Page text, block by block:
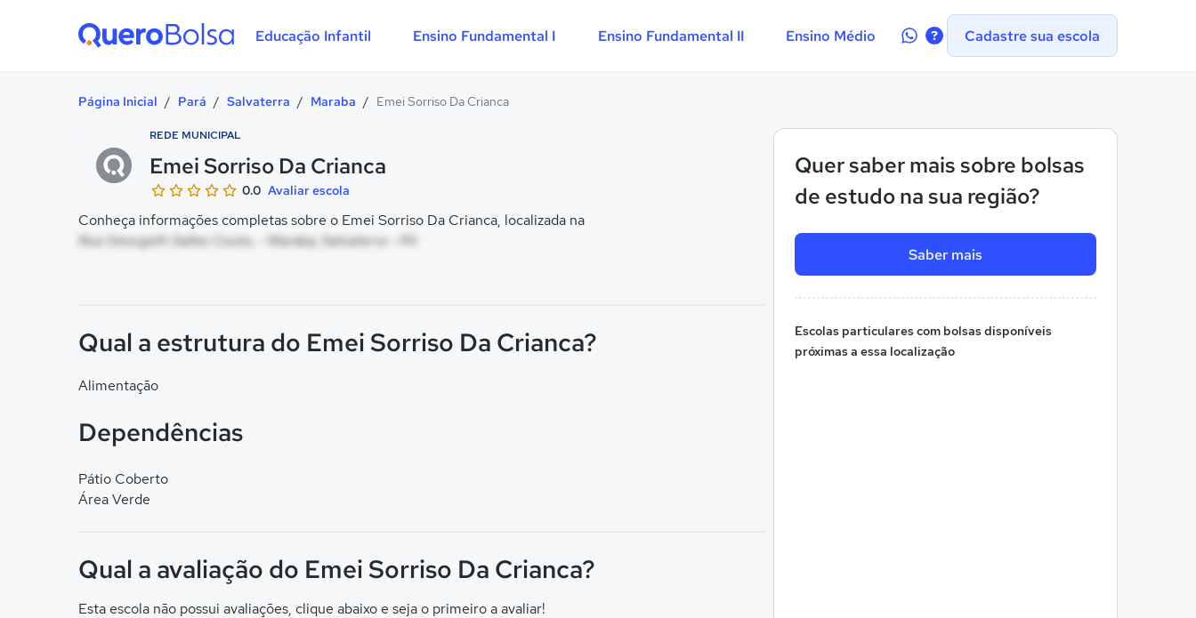
Educação Infantil Ensino Fundamental I Ensino Fundamental II Ensino Médio
Contate-Cadastre sua escola
Página Inicial / Pará / Salvaterra / Maraba / Emei Sorriso Da Crianca
REDE MUNICIPAL
Emei Sorriso Da Crianca
0.0 Avaliar escola
Conheça informações completas sobre o Emei Sorriso Da Crianca, localizada na
Rua Georgeth Salles Couto, - Maraba, Salvaterra - PA
Quer saber mais sobre bolsas
de estudo na sua região?
Saber mais
Escolas particulares com bolsas disponíveis
próximas a essa localização
Qual a estrutura do Emei Sorriso Da Crianca?
Alimentação
Dependências
Pátio Coberto
Área Verde
Qual a avaliação do Emei Sorriso Da Crianca?
Esta escola não possui avaliações, clique abaixo e seja o primeiro a avaliar!